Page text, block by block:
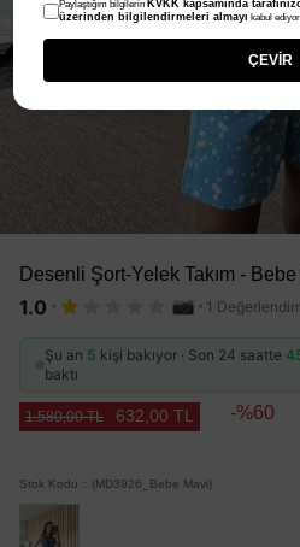
Desenli Şort-Yelek Takım -
1.0 · · 1
Şu an 5 kişi bakıyor · Son 24 saatte
baktı
1.580,00 TL 632,00 TL 60
Stok Kodu (MD3926_Bebe Mavi)
Paylaştığım bilgilerin KVKK kapsamında
üzerinden bilgilendirmeleri almayı kabul
ÇEVİR